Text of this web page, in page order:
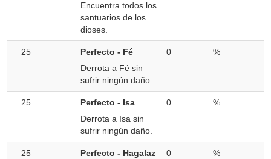
Encuentra todos los
santuarios de los
dioses.
25
Perfecto - Fé
Derrota a Fé sin
sufrir ningún daño.
0 %
25
Perfecto - Isa
Derrota a Isa sin
sufrir ningún daño.
0 %
25
Perfecto - Hagalaz
0 %